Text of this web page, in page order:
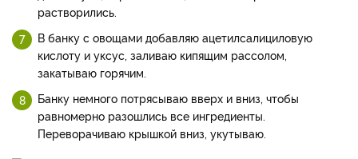
растворились.
В банку с овощами добавляю ацетилсалициловую
кислоту и уксус, заливаю кипящим рассолом,
закатываю горячим.
Банку немного потрясываю вверх и вниз, чтобы
равномерно разошлись все ингредиенты.
Переворачиваю крышкой вниз, укутываю.